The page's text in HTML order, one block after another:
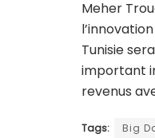
Meher
Tunisie
important
revenus
Tags: Big